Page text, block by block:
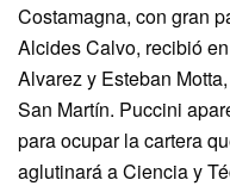
Costamagna, con gran
Alcides Calvo, recibió
Alvarez y Esteban
San Martín. Puccini
para ocupar la cartera
aglutinará a Ciencia y